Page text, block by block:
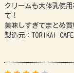
クリームも大体乳使
て！
美味しすぎてまとめ
製造元：TORIKAI